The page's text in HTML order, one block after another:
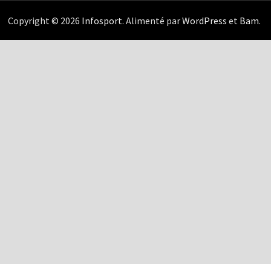
Copyright © 2026 Infosport. Alimenté parWordPress et Bam.